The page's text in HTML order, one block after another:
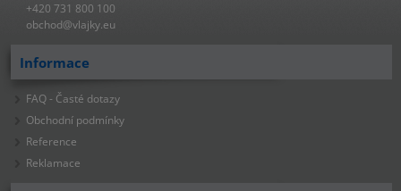
+420 731 800 100
obchod@vlajky.eu
Informace
FAQ - Časté dotazy
Obchodní podmínky
Reference
Reklamace